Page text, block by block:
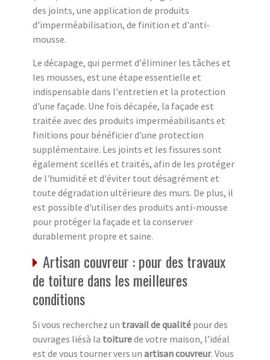
des joints, une application de produits
d'imperméabilisation, de finition et d'anti-
mousse.
Le décapage, qui permet d'éliminer les tâches et
les mousses, est une étape essentielle et
indispensable dans l'entretien et la protection
d'une façade. Une fois décapée, la façade est
traitée avec des produits imperméabilisants et
finitions pour bénéficier d'une protection
supplémentaire. Les joints et les fissures sont
également scellés et traités, afin de les protéger
de l'humidité et d'éviter tout désagrément et
toute dégradation ultérieure des murs. De plus, il
est possible d'utiliser des produits anti-mousse
pour protéger la façade et la conserver
durablement propre et saine.
Artisan couvreur : pour des travaux
de toiture dans les meilleures
conditions
Si vous recherchez un travail de qualité pour des
ouvrages liésà la toiturede votre maison, l’idéal
est de vous tourner vers un artisan couvreur. Vous